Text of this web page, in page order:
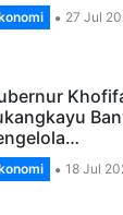
27 Jul
18 Jul